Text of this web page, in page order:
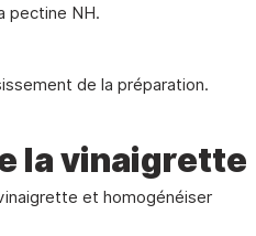
pectine NH.
de la préparation.
la vinaigrette
et homogénéiser